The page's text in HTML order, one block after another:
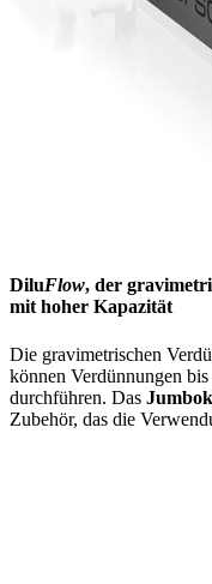
DiluFlow, der
mit hoher Kapazität
Die gravimetrischen
können Verdünnungen
durchführen. Das
Zubehör, das die